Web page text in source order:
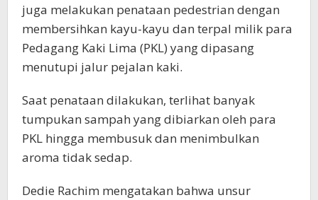
juga melakukan penataan pedestrian dengan
membersihkan kayu-kayu dan terpal milik para
Pedagang Kaki Lima (PKL) yang dipasang
menutupi jalur pejalan kaki.
Saat penataan dilakukan, terlihat banyak
tumpukan sampah yang dibiarkan oleh para
PKL hingga membusuk dan menimbulkan
aroma tidak sedap.
Dedie Rachim mengatakan bahwa unsur